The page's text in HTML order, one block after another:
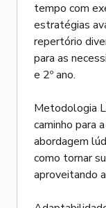
tempo com
estratégias
repertório
para as
e 2º ano.
Metodologia
caminho para
abordagem
como tornar
aproveitando